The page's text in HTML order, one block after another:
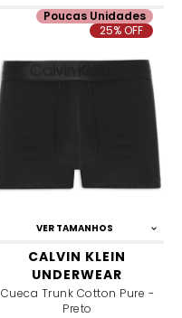
VER TAMANHOS
CALVIN KLEIN
UNDERWEAR
Cueca Trunk Cotton Pure -
Preto
Poucas Unidades
25% OFF